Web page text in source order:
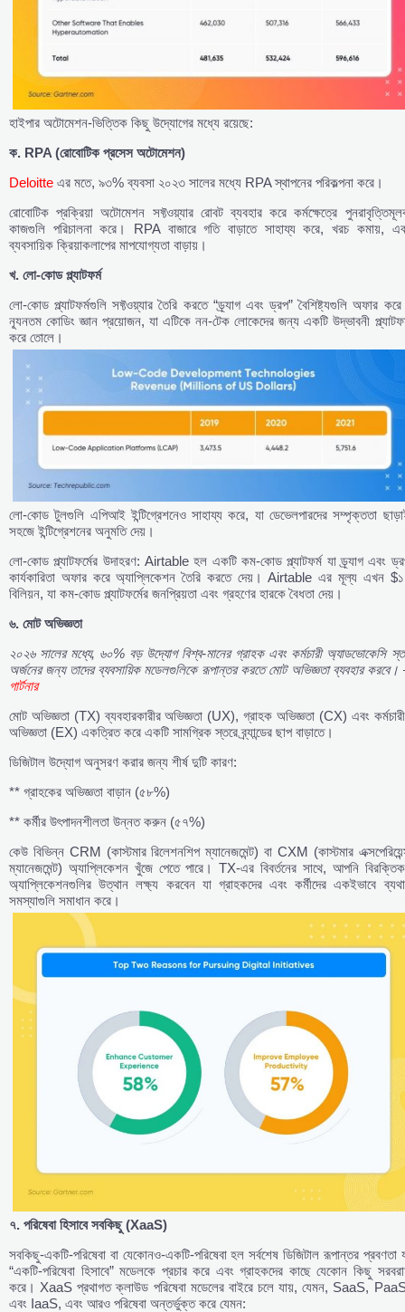
হাইপার অটোমেশন-ভিত্তিক কিছু উদ্যোগের মধ্যে রয়েছে:
ক. RPA (রোবোটিকপ্রসেসঅটোমেশন)
Deloitte এর মতে, ৯৩% ব্যবসা ২০২৩ সালের মধ্যে RPA স্থাপনের পরিকল্পনা করে।
রোবোটিক প্রক্রিয়া অটোমেশন সফ্টওয়্যার রোবট ব্যবহার করে কর্মক্ষেত্রে
কাজগুলি পরিচালনা করে। RPA বাজারে গতি বাড়াতে সাহায্য করে, খরচ কমায়,
ব্যবসায়িক ক্রিয়াকলাপের মাপযোগ্যতা বাড়ায়।
খ. লো-কোডপ্ল্যাটফর্ম
লো-কোড প্ল্যাটফর্মগুলি সফ্টওয়্যার তৈরি করতে “ড্র্যাগ এবং ড্রপ” বৈশিষ্ট্যগুলি অফার
ন্যূনতম কোডিং জ্ঞান প্রয়োজন, যা এটিকে নন-টেক লোকেদের জন্য একটি উদ্ভাবনী
করে তোলে।
লো-কোড টুলগুলি এপিআই ইন্টিগ্রেশনেও সাহায্য করে, যা ডেভেলপারদের সম্পৃক্ততা
সহজে ইন্টিগ্রেশনের অনুমতি দেয়।
লো-কোড প্ল্যাটফর্মের উদাহরণ: Airtable হল একটি কম-কোড প্ল্যাটফর্ম যা ড্র্যাগ এবং
কার্যকারিতা অফার করে অ্যাপ্লিকেশন তৈরি করতে দেয়। Airtable এর মূল্য এখন
বিলিয়ন, যা কম-কোড প্ল্যাটফর্মের জনপ্রিয়তা এবং গ্রহণের হারকে বৈধতা দেয়।
৬. মোটঅভিজ্ঞতা
২০২৬ সালের মধ্যে, ৬০% বড় উদ্যোগ বিশ্ব-মানের গ্রাহক এবং কর্মচারী অ্যাডভোকেসি
অর্জনের জন্যতাদেরব্যবসায়িকমডেলগুলিকে রূপান্তরকরতেমোট অভিজ্ঞতাব্যবহারকরবে।
গার্টনার
মোট অভিজ্ঞতা (TX) ব্যবহারকারীর অভিজ্ঞতা (UX), গ্রাহক অভিজ্ঞতা (CX) এবং
অভিজ্ঞতা (EX) একত্রিত করে একটি সামগ্রিক স্তরে ব্র্যান্ডের ছাপ বাড়াতে।
ডিজিটাল উদ্যোগ অনুসরণ করার জন্য শীর্ষ দুটি কারণ:
** গ্রাহকের অভিজ্ঞতা বাড়ান (৫৮%)
** কর্মীর উৎপাদনশীলতা উন্নত করুন (৫৭%)
কেউ বিভিন্ন CRM (কাস্টমার রিলেশনশিপ ম্যানেজমেন্ট) বা CXM (কাস্টমার
ম্যানেজমেন্ট) অ্যাপ্লিকেশন খুঁজে পেতে পারে। TX-এর বিবর্তনের সাথে, আপনি
অ্যাপ্লিকেশনগুলির উত্থান লক্ষ্য করবেন যা গ্রাহকদের এবং কর্মীদের একইভাবে
সমস্যাগুলি সমাধান করে।
৭. পরিষেবাহিসাবেসবকিছু (XaaS)
সবকিছু-একটি-পরিষেবা বা যেকোনও-একটি-পরিষেবা হল সর্বশেষ ডিজিটাল রূপান্তর প্রবণতা
“একটি-পরিষেবা হিসাবে” মডেলকে প্রচার করে এবং গ্রাহকদের কাছে যেকোন কিছু
করে। XaaS প্রথাগত ক্লাউড পরিষেবা মডেলের বাইরে চলে যায়, যেমন, SaaS,
এবং IaaS, এবং আরও পরিষেবা অন্তর্ভুক্ত করে যেমন: